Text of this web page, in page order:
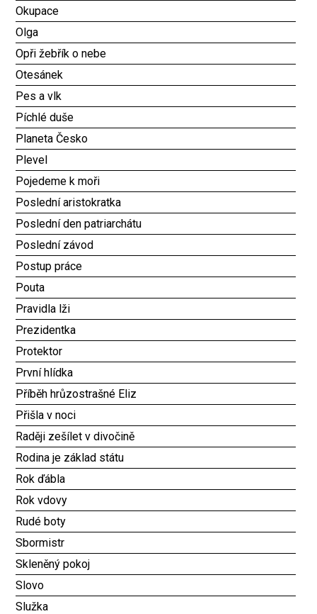
Okupace
Olga
Opři žebřík o nebe
Otesánek
Pes a vlk
Píchlé duše
Planeta Česko
Plevel
Pojedeme k moři
Poslední aristokratka
Poslední den patriarchátu
Poslední závod
Postup práce
Pouta
Pravidla lži
Prezidentka
Protektor
První hlídka
Příběh hrůzostrašné Eliz
Přišla v noci
Raději zešílet v divočině
Rodina je základ státu
Rok ďábla
Rok vdovy
Rudé boty
Sbormistr
Skleněný pokoj
Slovo
Služka